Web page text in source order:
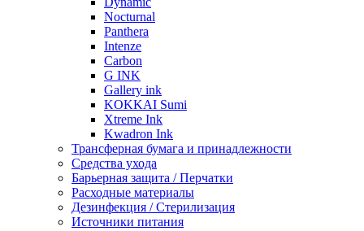
Nocturnal
Panthera
Intenze
Carbon
G INK
Gallery ink
KOKKAI Sumi
Xtreme Ink
Kwadron Ink
Трансферная бумага и принадлежности
Средства ухода
Барьерная защита / Перчатки
Расходные материалы
Дезинфекция / Стерилизация
Источники питания